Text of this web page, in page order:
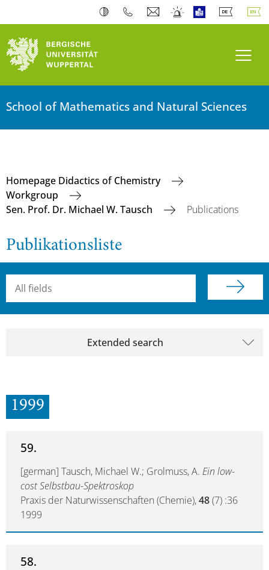
School of Mathematics and Natural Sciences
Homepage Didactics of Chemistry
Workgroup
Sen. Prof. Dr. Michael W. Tausch
Publications
Publikationsliste
Searchterm
Extended search
1999
59.
[german] Tausch, Michael W.; Grolmuss, A. Ein low-
cost Selbstbau-Spektroskop
Praxis der Naturwissenschaften (Chemie),48(7) :36
1999
58.